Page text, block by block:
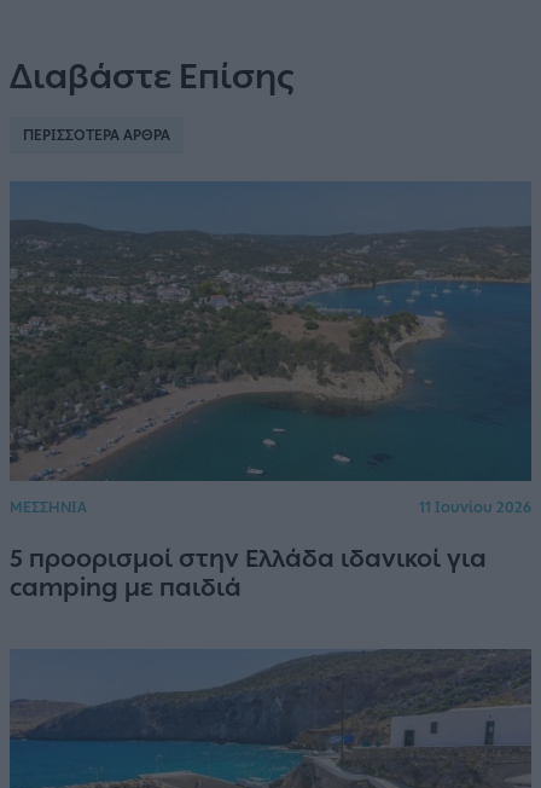
Διαβάστε Επίσης
ΠΕΡΙΣΣΟΤΕΡΑ ΑΡΘΡΑ
ΜΕΣΣΗΝΙΑ 11 Ιουνίου 2026
5 προορισμοί στην Ελλάδα ιδανικοί για
camping με παιδιά